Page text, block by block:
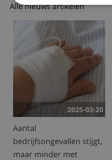
Alle nieuws artikelen
2025-03-20
Aantal
bedrijfsongevallen stijgt,
maar minder met